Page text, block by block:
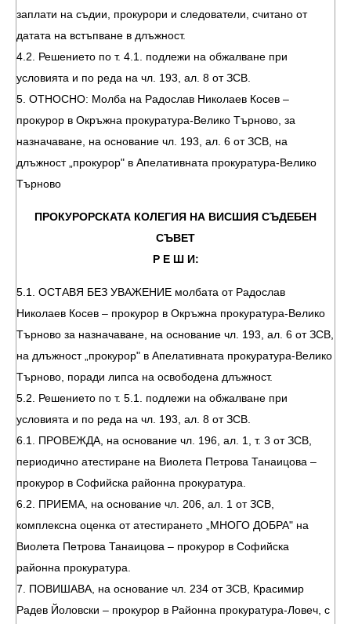
заплати на съдии, прокурори и следователи, считано от
датата на встъпване в длъжност.
4.2. Решениeтo по т. 4.1. подлежи на обжалване при
условията и по реда на чл. 193, ал. 8 от ЗСВ.
5. ОТНОСНО: Молба на Радослав Николаев Косев –
прокурор в Окръжна прокуратура-Велико Търново, за
назначаване, на основание чл. 193, ал. 6 от ЗСВ, на
длъжност „прокурор" в Апелативната прокуратура-Велико
Търново
ПРОКУРОРСКАТА КОЛЕГИЯ НА ВИСШИЯ СЪДЕБЕН
СЪВЕТ
Р Е Ш И:
5.1. ОСТАВЯ БЕЗ УВАЖЕНИЕ молбата от Радослав
Николаев Косев – прокурор в Окръжна прокуратура-Велико
Търново за назначаване, на основание чл. 193, ал. 6 от ЗСВ,
на длъжност „прокурор" в Апелативната прокуратура-Велико
Търново, поради липса на освободена длъжност.
5.2. Решениeтo по т. 5.1. подлежи на обжалване при
условията и по реда на чл. 193, ал. 8 от ЗСВ.
6.1. ПРОВЕЖДА, на основание чл. 196, ал. 1, т. 3 от ЗСВ,
периодично атестиране на Виолета Петрова Танаицова –
прокурор в Софийска районна прокуратура.
6.2. ПРИЕМА, на основание чл. 206, ал. 1 от ЗСВ,
комплексна оценка от атестирането „МНОГО ДОБРА" на
Виолета Петрова Танаицова – прокурор в Софийска
районна прокуратура.
7. ПОВИШАВА, на основание чл. 234 от ЗСВ, Красимир
Радев Йоловски – прокурор в Районна прокуратура-Ловеч, с